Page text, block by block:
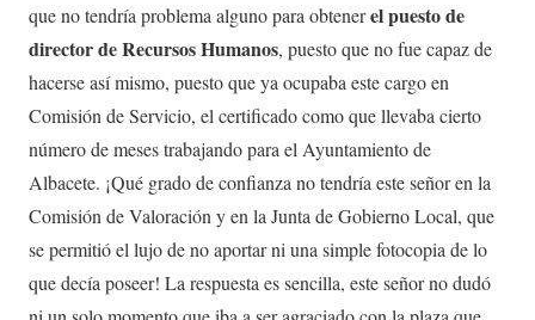
que no tendría problema alguno para obtenerel puesto de
director de Recursos Humanos, puesto que no fue capaz de
hacerse así mismo, puesto que ya ocupaba este cargo en
Comisión de Servicio, el certificado como que llevaba cierto
número de meses trabajando para el Ayuntamiento de
Albacete. ¡Qué grado de confianza no tendría este señor en la
Comisión de Valoración y en la Junta de Gobierno Local, que
se permitió el lujo de no aportar ni una simple fotocopia de lo
que decía poseer! La respuesta es sencilla, este señor no dudó